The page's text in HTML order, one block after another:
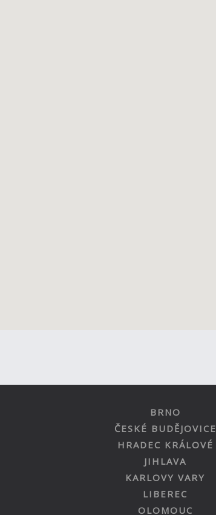
BRNO
ČESKÉ BUDĚJOVICE
HRADEC KRÁLOVÉ
JIHLAVA
KARLOVY VARY
LIBEREC
OLOMOUC